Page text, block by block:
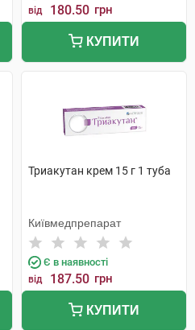
від 180.50 грн
КУПИТИ
Триакутан крем 15 г 1 туба
Київмедпрепарат
Є в наявності
від 187.50 грн
КУПИТИ